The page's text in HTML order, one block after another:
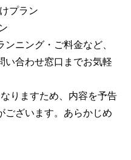
プラン
ニング・ご料金など、
い合わせ窓口までお気軽
りますため、内容を予告
ございます。あらかじめ